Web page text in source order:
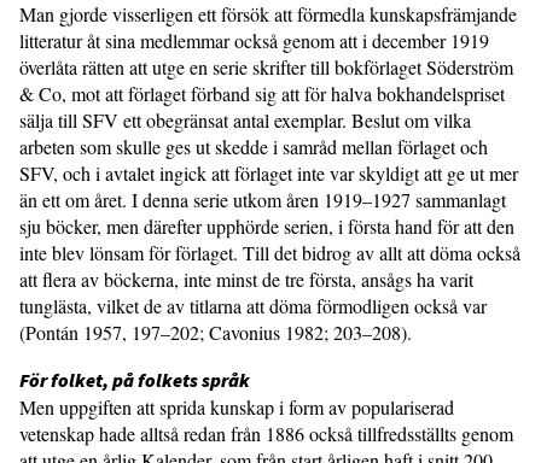
Man gjorde visserligen ett försök att förmedla kunskapsfrämjande
litteratur åt sina medlemmar också genom att i december 1919
överlåta rätten att utge en serie skrifter till bokförlaget Söderström
& Co, mot att förlaget förband sig att för halva bokhandelspriset
sälja till SFV ett obegränsat antal exemplar. Beslut om vilka
arbeten som skulle ges ut skedde i samråd mellan förlaget och
SFV, och i avtalet ingick att förlaget inte var skyldigt att ge ut mer
än ett om året. I denna serie utkom åren 1919–1927 sammanlagt
sju böcker, men därefter upphörde serien, i första hand för att den
inte blev lönsam för förlaget. Till det bidrog av allt att döma också
att flera av böckerna, inte minst de tre första, ansågs ha varit
tunglästa, vilket de av titlarna att döma förmodligen också var
(Pontán 1957, 197–202; Cavonius 1982; 203–208).
För folket, på folkets språk
Men uppgiften att sprida kunskap i form av populariserad
vetenskap hade alltså redan från 1886 också tillfredsställts genom